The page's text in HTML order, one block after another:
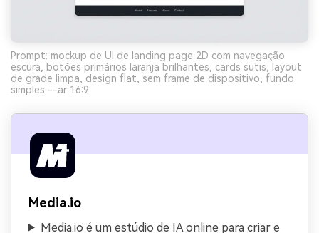
Prompt: mockup de UI de landing page 2D com navegação
escura, botões primários laranja brilhantes, cards sutis, layout
de grade limpa, design flat, sem frame de dispositivo, fundo
simples --ar 16:9
Media.io
Media.io é um estúdio de IA online para criar e